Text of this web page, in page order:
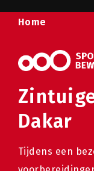
Home
Sport en
Veelgestelde
Over ons
Contact
Dakar
Tijdens een